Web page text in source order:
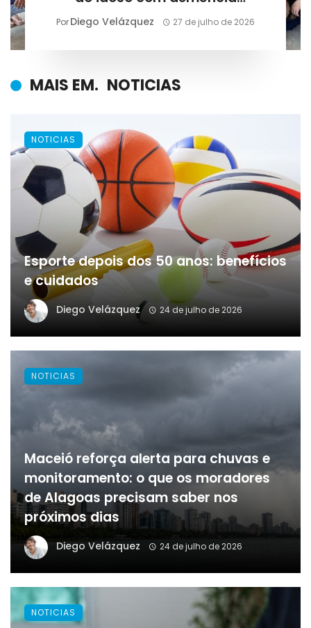
avançada?
PorDiego Velázquez 27 de julho de 2026
MAIS EM. NOTICIAS
Esporte depois dos 50 anos: benefícios
e cuidados
Diego Velázquez 24 de julho de 2026
NOTICIAS
Maceió reforça alerta para chuvas e
monitoramento: o que os moradores
de Alagoas precisam saber nos
próximos dias
Diego Velázquez 24 de julho de 2026
NOTICIAS
NOTICIAS